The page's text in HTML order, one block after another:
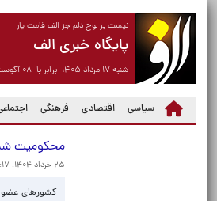
نیست بر لوح دلم جز الف قامت یار
پایگاه خبری الف
شنبه ۱۷ مرداد ۱۴۰۵ برابر با ۰۸ آگوست ۲۰۲۶
سیاسی اقتصادی فرهنگی
محکومیت
۲۵ خرداد ۱۴۰۴، ۰۶:۱۷
کشورهای عضو